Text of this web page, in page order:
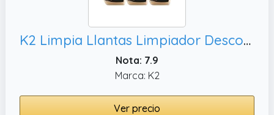
K2 Limpia Llantas Limpiador Descontaminante Férrico Pack de 3 para Coche Moto Limpia Disco Llantas Freno Sin Acidos Elimina Ferodo sin Frotar - Roton Cleaner 700 ml
Nota: 7.9
Marca: K2
Ver precio